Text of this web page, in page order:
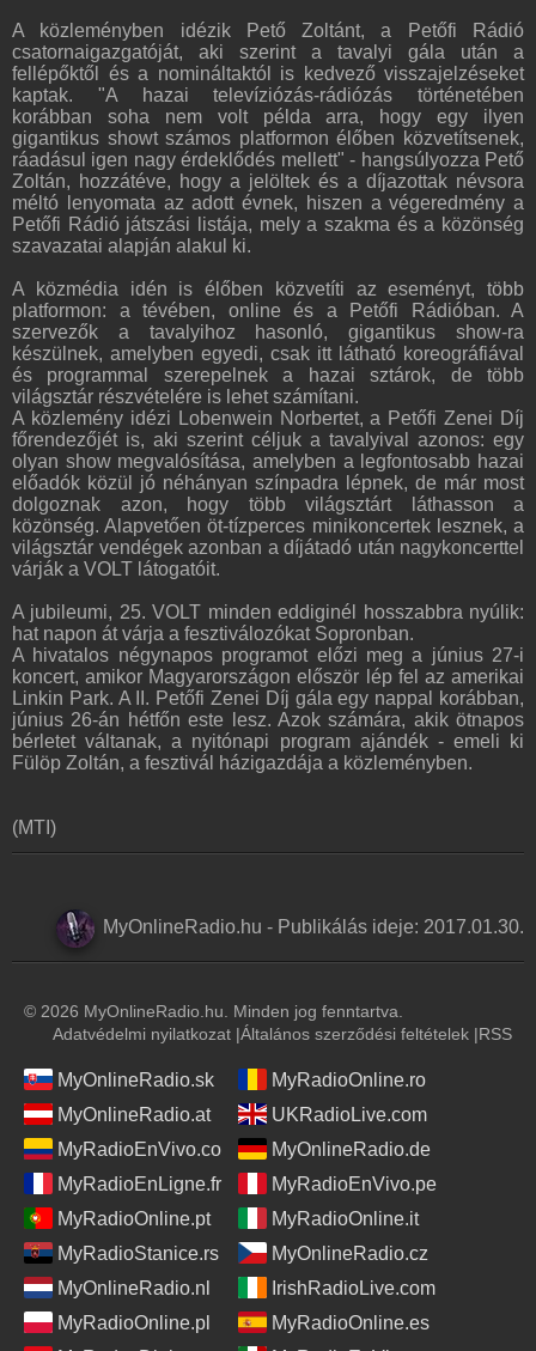
A közleményben idézik Pető Zoltánt, a Petőfi Rádió
csatornaigazgatóját, aki szerint a tavalyi gála után a
fellépőktől és a nomináltaktól is kedvező visszajelzéseket
kaptak. "A hazai televíziózás-rádiózás történetében
korábban soha nem volt példa arra, hogy egy ilyen
gigantikus showt számos platformon élőben közvetítsenek,
ráadásul igen nagy érdeklődés mellett" - hangsúlyozza Pető
Zoltán, hozzátéve, hogy a jelöltek és a díjazottak névsora
méltó lenyomata az adott évnek, hiszen a végeredmény a
Petőfi Rádió játszási listája, mely a szakma és a közönség
szavazatai alapján alakul ki.
A közmédia idén is élőben közvetíti az eseményt, több
platformon: a tévében, online és a Petőfi Rádióban. A
szervezők a tavalyihoz hasonló, gigantikus show-ra
készülnek, amelyben egyedi, csak itt látható koreográfiával
és programmal szerepelnek a hazai sztárok, de több
világsztár részvételére is lehet számítani.
A közlemény idézi Lobenwein Norbertet, a Petőfi Zenei Díj
főrendezőjét is, aki szerint céljuk a tavalyival azonos: egy
olyan show megvalósítása, amelyben a legfontosabb hazai
előadók közül jó néhányan színpadra lépnek, de már most
dolgoznak azon, hogy több világsztárt láthasson a
közönség. Alapvetően öt-tízperces minikoncertek lesznek, a
világsztár vendégek azonban a díjátadó után nagykoncerttel
várják a VOLT látogatóit.
A jubileumi, 25. VOLT minden eddiginél hosszabbra nyúlik:
hat napon át várja a fesztiválozókat Sopronban.
A hivatalos négynapos programot előzi meg a június 27-i
koncert, amikor Magyarországon először lép fel az amerikai
Linkin Park. A II. Petőfi Zenei Díj gála egy nappal korábban,
június 26-án hétfőn este lesz. Azok számára, akik ötnapos
bérletet váltanak, a nyitónapi program ajándék - emeli ki
Fülöp Zoltán, a fesztivál házigazdája a közleményben.
(MTI)
MyOnlineRadio.hu - Publikálás ideje: 2017.01.30.
© 2026 MyOnlineRadio.hu. Minden jog fenntartva.
Adatvédelmi nyilatkozat |Általános szerződési feltételek |RSS
MyOnlineRadio.sk
MyRadioOnline.ro
MyOnlineRadio.at
UKRadioLive.com
MyRadioEnVivo.co
MyOnlineRadio.de
MyRadioEnLigne.fr
MyRadioEnVivo.pe
MyRadioOnline.pt
MyRadioOnline.it
MyRadioStanice.rs
MyOnlineRadio.cz
MyOnlineRadio.nl
IrishRadioLive.com
MyRadioOnline.pl
MyRadioOnline.es